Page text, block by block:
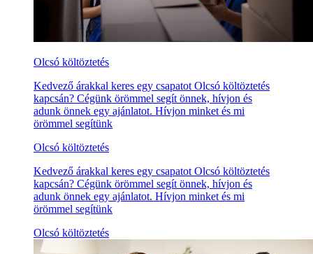
Olcsó költöztetés
Kedvező árakkal keres egy csapatot Olcsó költöztetés
kapcsán? Cégünk örömmel segít önnek, hívjon és
adunk önnek egy ajánlatot. Hívjon minket és mi
örömmel segítünk
Olcsó költöztetés
Kedvező árakkal keres egy csapatot Olcsó költöztetés
kapcsán? Cégünk örömmel segít önnek, hívjon és
adunk önnek egy ajánlatot. Hívjon minket és mi
örömmel segítünk
Olcsó költöztetés